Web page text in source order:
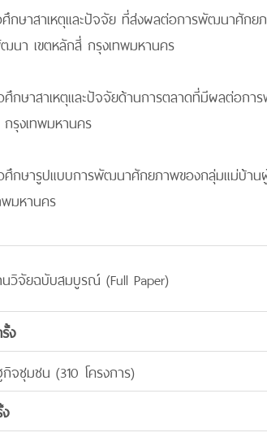
ศึกษาสาเหตุและปัจจัย ที่ส่งผลต่อการพัฒนาศัก
นา เขตหลักสี่ กรุงเทพมหานคร
ศึกษาสาเหตุและปัจจัยด้านการตลาดที่มีผลต่
รุงเทพมหานคร
ศึกษารูปแบบการพัฒนาศักยภาพของกลุ่มแม่บ้
พมหานคร
นวิจัยฉบับสมบูรณ์ (Full Paper)
ง
จชุมชน (310 โครงการ)